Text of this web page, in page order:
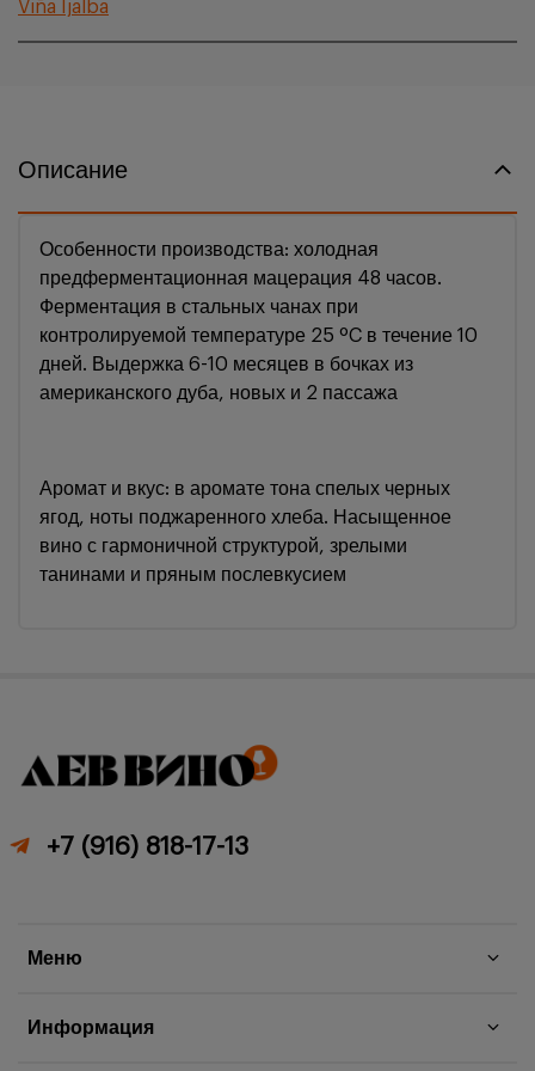
Viña Ijalba
Описание
Особенности производства: холодная
предферментационная мацерация 48 часов.
Ферментация в стальных чанах при
контролируемой температуре 25 ºC в течение 10
дней. Выдержка 6-10 месяцев в бочках из
американского дуба, новых и 2 пассажа
Аромат и вкус: в аромате тона спелых черных
ягод, ноты поджаренного хлеба. Насыщенное
вино с гармоничной структурой, зрелыми
танинами и пряным послевкусием
Меню
Информация
+7 (916) 818-17-13